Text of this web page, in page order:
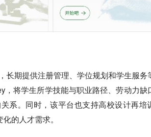
长期提供注册管理、学位规划和学生服务
将学生所学技能与职业路径、劳动力缺
系。同时，该平台也支持高校设计再培
的人才需求。